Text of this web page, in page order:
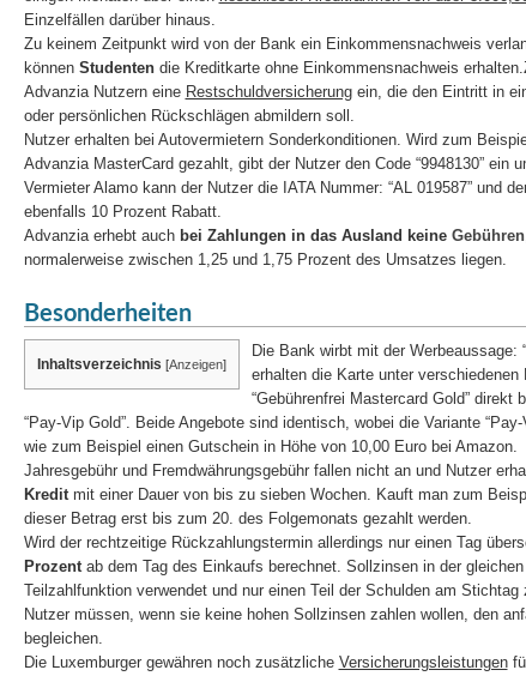
Einzelfällen darüber hinaus.
Zu keinem Zeitpunkt wird von der Bank ein Einkommensnachweis
können Studentendie Kreditkarte ohne Einkommensnachweis
Advanzia Nutzern eine Restschuldversicherungein, die den Eintritt in
oder persönlichen Rückschlägen abmildern soll.
Nutzer erhalten bei Autovermietern Sonderkonditionen. Wird zum
Advanzia MasterCard gezahlt, gibt der Nutzer den Code “9948130” ein
Vermieter Alamo kann der Nutzer die IATA Nummer: “AL 019587” und
ebenfalls 10 Prozent Rabatt.
Advanzia erhebt auch bei Zahlungen in das Ausland keine Gebühren
normalerweise zwischen 1,25 und 1,75 Prozent des Umsatzes liegen.
Besonderheiten
Inhaltsverzeichnis [Anzeigen]
Die Bank wirbt mit der Werbeaussage:
erhalten die Karte unter
“Gebührenfrei Mastercard Gold”
“Pay-Vip Gold”. Beide Angebote sind identisch, wobei die Variante “Pay-
wie zum Beispiel einen Gutschein in Höhe von 10,00 Euro bei Amazon.
Jahresgebühr und Fremdwährungsgebühr fallen nicht an und Nutzer
Kreditmit einer Dauer von bis zu sieben Wochen. Kauft man zum
dieser Betrag erst bis zum 20. des Folgemonats gezahlt werden.
Wird der rechtzeitige Rückzahlungstermin allerdings nur einen Tag
Prozentab dem Tag des Einkaufs berechnet. Sollzinsen in der
Teilzahlfunktion verwendet und nur einen Teil der Schulden am Stichtag
Nutzer müssen, wenn sie keine hohen Sollzinsen zahlen wollen, den
begleichen.
Die Luxemburger gewähren noch zusätzliche Versicherungsleistungen